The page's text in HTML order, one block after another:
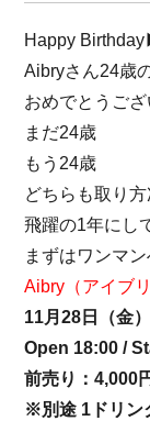
Happy
Aibryさん24歳
おめでとうござ
まだ24歳
もう24歳
どちらも取り
飛躍の1年にし
まずはワンマ
Aibry（アイブ
11月28日（金
Open 18:00 /
前売り：
※別途 1ドリン